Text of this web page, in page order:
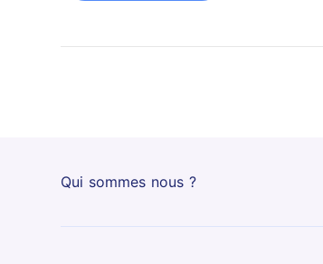
Qui sommes nous ?